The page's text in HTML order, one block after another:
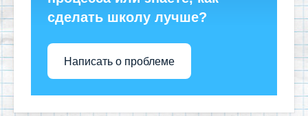
сделать школу лучше?
Написать о проблеме